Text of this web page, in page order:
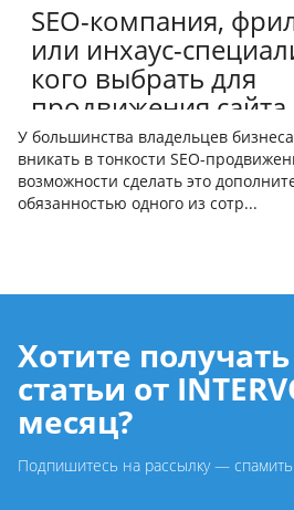
SEO-компания,
или инхаус-
кого выбрать для
продвижения сайта
У большинства владельцев
вникать в тонкости SEO-
возможности сделать это
обязанностью одного из сотр...
Хотите
статьи от
месяц?
Подпишитесь на рассылку —